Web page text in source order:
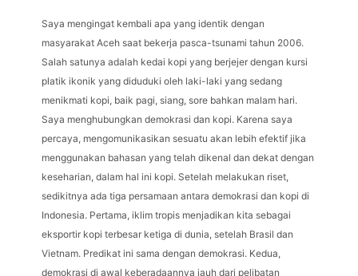
Saya mengingat kembali apa yang identik dengan
masyarakat Aceh saat bekerja pasca-tsunami tahun 2006.
Salah satunya adalah kedai kopi yang berjejer dengan kursi
platik ikonik yang diduduki oleh laki-laki yang sedang
menikmati kopi, baik pagi, siang, sore bahkan malam hari.
Saya menghubungkan demokrasi dan kopi. Karena saya
percaya, mengomunikasikan sesuatu akan lebih efektif jika
menggunakan bahasan yang telah dikenal dan dekat dengan
keseharian, dalam hal ini kopi. Setelah melakukan riset,
sedikitnya ada tiga persamaan antara demokrasi dan kopi di
Indonesia. Pertama, iklim tropis menjadikan kita sebagai
eksportir kopi terbesar ketiga di dunia, setelah Brasil dan
Vietnam. Predikat ini sama dengan demokrasi. Kedua,
demokrasi di awal keberadaannya jauh dari pelibatan